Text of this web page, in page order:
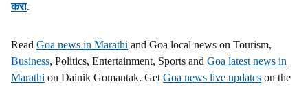
करा.
Read Goa news in Marathi and Goa local news on Tourism,
Business, Politics, Entertainment, Sports and Goa latest news in
Marathi on Dainik Gomantak. Get Goa news live updates on the